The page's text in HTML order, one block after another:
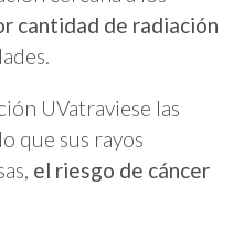
cantidad de radiación
UVatraviese las
que sus rayos
el riesgo de cáncer